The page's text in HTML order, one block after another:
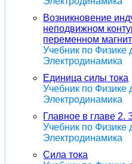
Возникновение
неподвижном
переменном
Учебник по Физике
Электродинамика
Единица силы тока
Учебник по Физике
Электродинамика
Главное в главе 2.
Учебник по Физике
Электродинамика
Сила тока